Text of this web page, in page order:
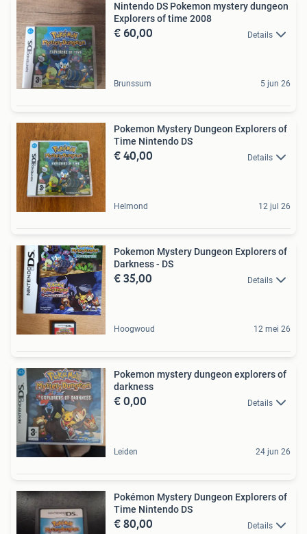
Nintendo DS Pokemon mystery dungeon
Explorers of time 2008
€ 60,00 Details
Brunssum 5 jun 26
Pokemon Mystery Dungeon Explorers of
Time Nintendo DS
€ 40,00 Details
Helmond 12 jul 26
Pokemon Mystery Dungeon Explorers of
Darkness - DS
€ 35,00 Details
Hoogwoud 12 mei 26
Pokemon mystery dungeon explorers of
darkness
€ 0,00 Details
Leiden 24 jun 26
Pokémon Mystery Dungeon Explorers of
Time Nintendo DS
€ 80,00 Details